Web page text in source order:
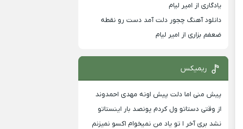
یادگاری از امیر لیام
دانلود آهنگ چجور دلت آمد دست رو نقطه
ضعفم بزاری از امیر لیام
ریمیکس
پیش منی اما دلت پیش اونه مهدی احمدوند
از وقتی دستاتو ول کردم پونصد بار اینستاتو
نشد بری آخر ا تو یاد من نمیخوام اکسو نمیزنم